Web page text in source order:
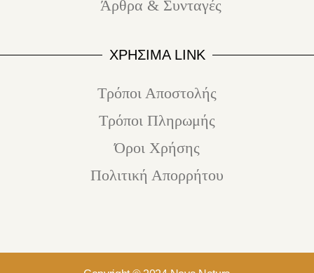
Άρθρα & Συνταγές
ΧΡΗΣΙΜΑ LINK
Τρόποι Αποστολής
Τρόποι Πληρωμής
Όροι Χρήσης
Πολιτική Απορρήτου